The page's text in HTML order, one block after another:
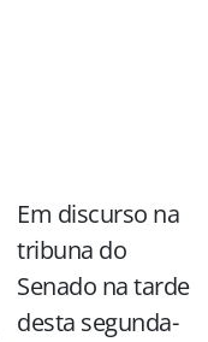
Em discurso na
tribuna do
Senado na tarde
desta segunda-